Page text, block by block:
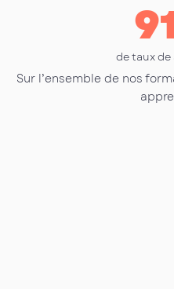
de taux
Sur l’ensemble de nos